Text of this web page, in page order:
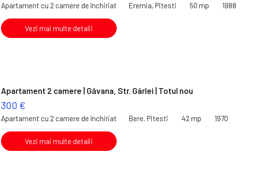
Apartament cu 2 camere de închiriat Eremia, Pitesti 50 mp 1988
Vezi mai multe detalii
Apartament 2 camere | Găvana, Str. Gârlei | Totul nou
300 €
Apartament cu 2 camere de închiriat Bere, Pitesti 42 mp 1970
Vezi mai multe detalii